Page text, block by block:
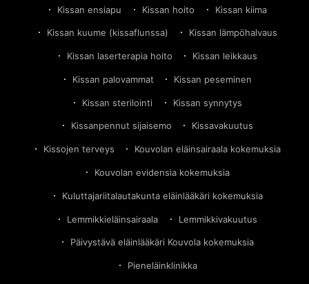
Kissan ensiapu Kissan hoito Kissan kiima
Kissan kuume (kissaflunssa) Kissan lämpöhalvaus
Kissan laserterapia hoito Kissan leikkaus
Kissan palovammat Kissan peseminen
Kissan sterilointi Kissan synnytys
Kissanpennut sijaisemo Kissavakuutus
Kissojen terveys Kouvolan eläinsairaala kokemuksia
Kouvolan evidensia kokemuksia
Kuluttajariitalautakunta eläinlääkäri kokemuksia
Lemmikkieläinsairaala Lemmikkivakuutus
Päivystävä eläinlääkäri Kouvola kokemuksia
Pieneläinklinikka